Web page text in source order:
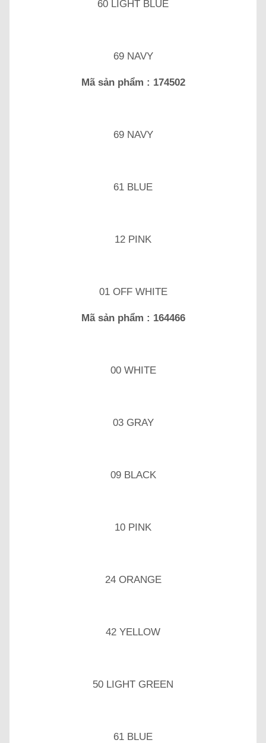
60 LIGHT BLUE
69 NAVY
Mã sản phẩm : 174502
69 NAVY
61 BLUE
12 PINK
01 OFF WHITE
Mã sản phẩm : 164466
00 WHITE
03 GRAY
09 BLACK
10 PINK
24 ORANGE
42 YELLOW
50 LIGHT GREEN
61 BLUE